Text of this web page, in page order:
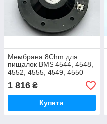
Мембрана 8Ohm для
пищалок BMS 4544, 4548,
4552, 4555, 4549, 4550
Beyma
1 816 ₴
Купити